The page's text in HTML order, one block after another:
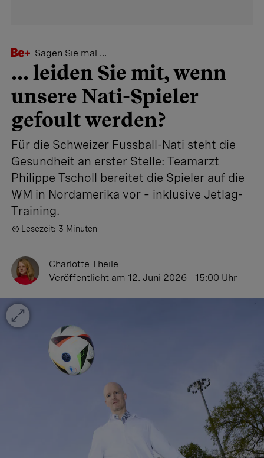
Sagen Sie mal ...
... leiden Sie mit, wenn
unsere Nati-Spieler
gefoult werden?
Für die Schweizer Fussball-Nati steht die
Gesundheit an erster Stelle: Teamarzt
Philippe Tscholl bereitet die Spieler auf die
WM in Nordamerika vor – inklusive Jetlag-
Training.
Lesezeit: 3 Minuten
Charlotte Theile
Veröffentlicht am 12. Juni 2026 - 15:00 Uhr